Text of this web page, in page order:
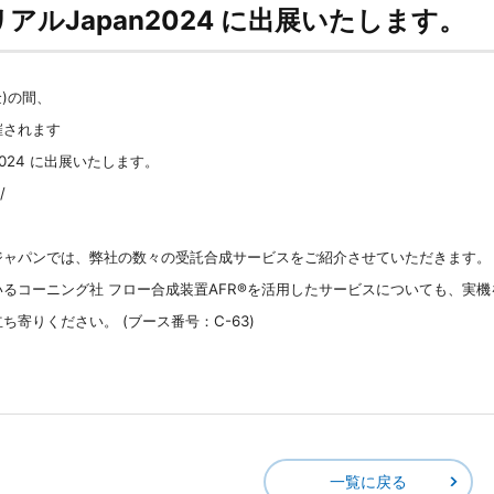
ルJapan2024 に出展いたします。
間、
れます
に出展いたします。
パンでは、弊社の数々の受託合成サービスをご紹介させていただきます。
コーニング社 フロー合成装置AFR®を活用したサービスについても、実機
寄りください。 (ブース番号：C-63)
一覧に戻る